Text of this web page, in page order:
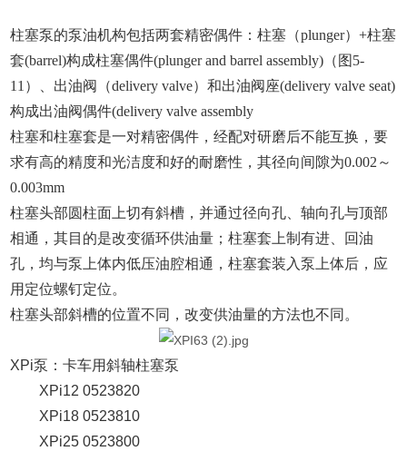
柱塞泵的泵油机构包括两套精密偶件：柱塞（plunger）+柱塞
套(barrel)构成柱塞偶件(plunger and barrel assembly)（图5-
11）、出油阀（delivery valve）和出油阀座(delivery valve seat)
构成出油阀偶件(delivery valve assembly
柱塞和柱塞套是一对精密偶件，经配对研磨后不能互换，要
求有高的精度和光洁度和好的耐磨性，其径向间隙为0.002～
0.003mm
柱塞头部圆柱面上切有斜槽，并通过径向孔、轴向孔与顶部
相通，其目的是改变循环供油量；柱塞套上制有进、回油
孔，均与泵上体内低压油腔相通，柱塞套装入泵上体后，应
用定位螺钉定位。
柱塞头部斜槽的位置不同，改变供油量的方法也不同。
XPi泵：卡车用斜轴柱塞泵
XPi12 0523820
XPi18 0523810
XPi25 0523800